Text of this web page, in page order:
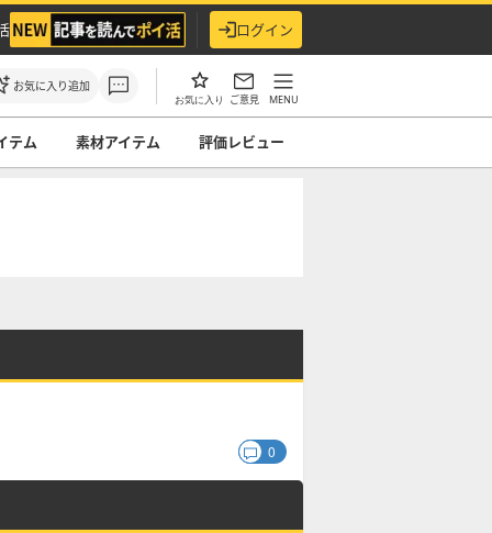
ログイン
お気に入り追加
お気に入り ご意見 MENU
テム 素材アイテム 評価レビュー
0